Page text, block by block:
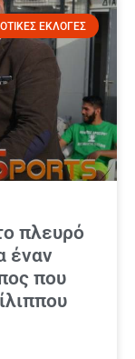
ΕΚΛΟΓΕΣ
πλευρό
έναν
που